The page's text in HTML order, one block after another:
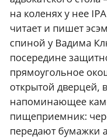
на коленях у нее
читает и пишет
спиной у Вадима
посередине
прямоугольное
открытой дверцей,
напоминающее
пищеприемник:
передают бумажки